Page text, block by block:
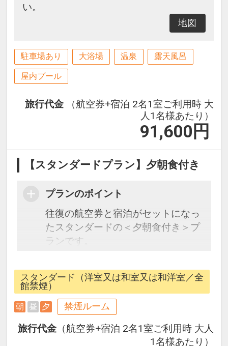
自家源泉である「仙酔峡温泉」の湯
美肌効果が期待できる大浴場です。
露天風呂と内湯を備えた「和風大浴
場」と「洋風大浴場」があり、朝晩
す。男女合わせて多彩な浴槽が楽し
□営業時間：15:00～24:00/翌朝
■施設使用料のご案内
添い寝幼児（0～2歳の未就学児）
は、現地にて施設使用料がかりま
す。お1人様1泊あたり1,650円（税
込）
3歳以上のお子様は添い寝対応はで
い。
地図
駐車場あり 大浴場 温泉 露天風呂
屋内プール
旅行代金
（航空券+宿泊 2名1室ご利用時 大
人1名様あたり）
91,600 円
【スタンダードプラン】夕朝食付き
プランのポイント
往復の航空券と宿泊がセットになっ
たスタンダードの＜夕朝食付き＞プ
ランです。
できるダイナミックパッケージだか
ら、一都市滞在はもちろん周遊旅行
にも最適！
旅行期間中の1泊だけの宿泊や延
泊・飛び泊なども自由自在です。
JALマイレージ会員の方にはフライ
スタンダード（洋室又は和室又は和洋室／全
館禁煙）
朝 昼 夕 禁煙ルーム
旅行代金 （航空券+宿泊 2名1室ご利用時 大人
1名様あたり）